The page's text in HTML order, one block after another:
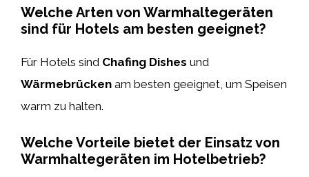
Welche Arten von Warmhaltegeräten
sind für Hotels am besten geeignet?
Für Hotels sind Chafing Dishes und
Wärmebrücken am besten geeignet, um Speisen
warm zu halten.
Welche Vorteile bietet der Einsatz von
Warmhaltegeräten im Hotelbetrieb?